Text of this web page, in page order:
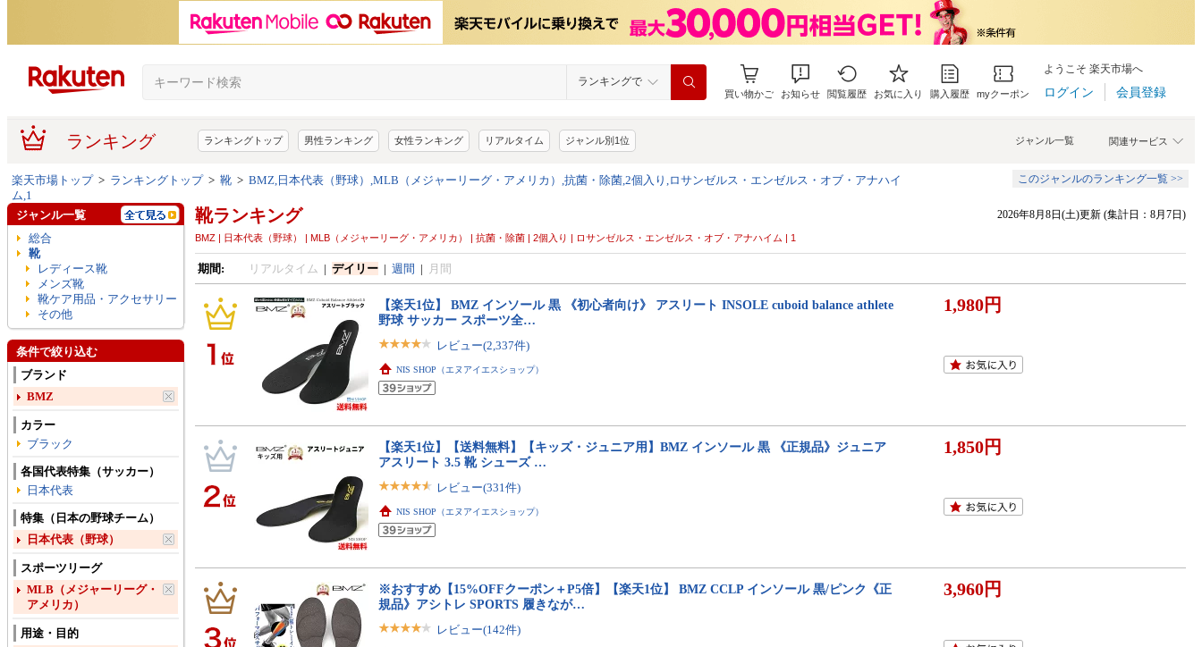
ランキングで
買い物かご お知らせ 閲覧履歴 お気に入り 購入履歴 myクーポン
ようこそ 楽天市場へ
ログイン 会員登録
ランキング 関連サービス
ジャンル一覧
ランキングトップ 男性ランキング 女性ランキング リアルタイム ジャンル別1位
楽天市場トップ> ランキングトップ> 靴 > BMZ,日本代表（野球）,MLB（メジャーリーグ・アメリカ）,抗菌・除菌,2個入り,ロサンゼルス・エンゼルス・オブ・アナハイ
ム,1
このジャンルのランキング一覧 >>
靴ランキング
BMZ | 日本代表（野球） | MLB（メジャーリーグ・アメリカ） | 抗菌・除菌 | 2個入り | ロサンゼルス・エンゼルス・オブ・アナハイム | 1
2026年8月8日(土)更新 (集計日：8月7日)
期間: リアルタイム | デイリー| 週間 | 月間
【楽天1位】 BMZ インソール 黒 《初心者向け》 アスリート INSOLE cuboid balance athlete
野球 サッカー スポーツ全…
レビュー(2,337件)
NIS SHOP（エヌアイエスショップ）
1,980円
【楽天1位】【送料無料】【キッズ・ジュニア用】BMZ インソール 黒 《正規品》ジュニア
アスリート 3.5 靴 シューズ …
レビュー(331件)
NIS SHOP（エヌアイエスショップ）
1,850円
※おすすめ【15%OFFクーポン＋P5倍】【楽天1位】 BMZ CCLP インソール 黒/ピンク《正
規品》アシトレ SPORTS 履きなが…
レビュー(142件)
3,960円
ジャンル一覧
総合
靴
レディース靴
メンズ靴
靴ケア用品・アクセサリー
その他
条件で絞り込む
ブランド
BMZ
カラー
ブラック
各国代表特集（サッカー）
日本代表
特集（日本の野球チーム）
日本代表（野球）
スポーツリーグ
MLB（メジャーリーグ・
アメリカ）
用途・目的